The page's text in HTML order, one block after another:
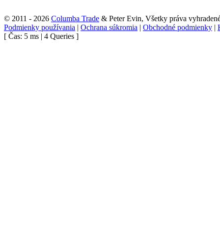
© 2011 - 2026 Columba Trade & Peter Evin, Všetky práva
Podmienky používania | Ochrana súkromia | Obchodné podmienky |
[ Čas: 5 ms | 4 Queries ]